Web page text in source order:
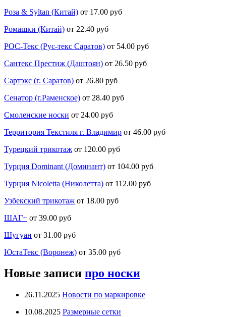
Роза & Syltan (Китай) от 17.00 руб
Ромашки (Китай) от 22.40 руб
РОС-Текс (Рус-текс Саратов) от 54.00 руб
Сантекс Престиж (Даштоян) от 26.50 руб
Сартэкс (г. Саратов) от 26.80 руб
Сенатор (г.Раменское) от 28.40 руб
Смоленские носки от 24.00 руб
Территория Текстиля г. Владимир от 46.00 руб
Турецкий трикотаж от 120.00 руб
Турция Dominant (Доминант) от 104.00 руб
Турция Nicoletta (Николетта) от 112.00 руб
Узбекский трикотаж от 18.00 руб
ШАГ+ от 39.00 руб
Шугуан от 31.00 руб
ЮстаТекс (Воронеж) от 35.00 руб
Новые записи про носки
26.11.2025 Новости по маркировке
10.08.2025 Размерные сетки